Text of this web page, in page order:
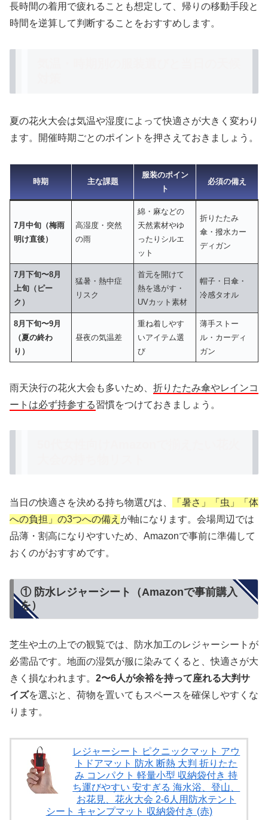
長時間の着用で疲れることも想定して、帰りの移動手段と
時間を逆算して判断することをおすすめします。
夏の花火大会は気温や湿度によって快適さが大きく変わり
ます。開催時期ごとのポイントを押さえておきましょう。
時期 主な課題
服装のポイン
ト
必須の備え
7月中旬（梅雨
明け直後）
高湿度・突然
の雨
綿・麻などの
天然素材やゆ
ったりシルエ
ット
折りたたみ
傘・撥水カー
ディガン
7月下旬〜8月
上旬（ピー
ク）
猛暑・熱中症
リスク
首元を開けて
熱を逃がす・
UVカット素材
帽子・日傘・
冷感タオル
8月下旬〜9月
（夏の終わ
り）
昼夜の気温差
重ね着しやす
いアイテム選
び
薄手ストー
ル・カーディ
ガン
雨天決行の花火大会も多いため、 折りたたみ傘やレインコ
ートは必ず持参する習慣をつけておきましょう。
当日の快適さを決める持ち物選びは、
「暑さ」「虫」「体
への負担」の3つへの備え が軸になります。会場周辺では
品薄・割高になりやすいため、Amazonで事前に準備して
おくのがおすすめです。
① 防水レジャーシート（Amazonで事前購入
を）
芝生や土の上での観覧では、防水加工のレジャーシートが
必需品です。地面の湿気が服に染みてくると、快適さが大
きく損なわれます。 2〜6人が余裕を持って座れる大判サ
イズを選ぶと、荷物を置いてもスペースを確保しやすくな
ります。
レジャーシート ピクニックマット アウ
トドアマット 防水 断熱 大判 折りたた
み コンパクト 軽量小型 収納袋付き 持
ち運びやすい 安すぎる 海水浴、登山、
お花見、花火大会 2-6人用防水テント
シート キャンプマット 収納袋付き (赤)